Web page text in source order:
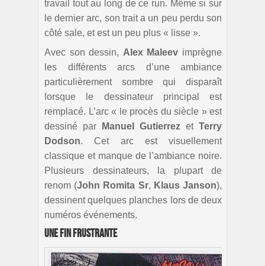
travail tout au long de ce run. Même si sur
le dernier arc, son trait a un peu perdu son
côté sale, et est un peu plus « lisse ».
Avec son dessin, Alex Maleev imprègne
les différents arcs d’une ambiance
particulièrement sombre qui disparaît
lorsque le dessinateur principal est
remplacé. L’arc « le procès du siècle » est
dessiné par
Manuel Gutierrez et Terry
Dodson. Cet arc est visuellement
classique et manque de l’ambiance noire.
Plusieurs dessinateurs, la plupart de
renom (John Romita Sr, Klaus Janson),
dessinent quelques planches lors de deux
numéros événements.
Une fin frustrante